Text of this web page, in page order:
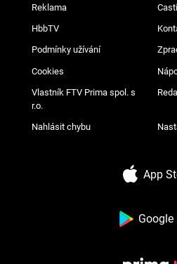
Reklama
HbbTV
Podmínky užívání
Cookies
Vlastník FTV Prima spol. s
r.o.
Nahlásit chybu
App
Google